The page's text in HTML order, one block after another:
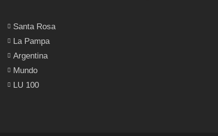
Santa Rosa
La Pampa
Argentina
Mundo
LU 100